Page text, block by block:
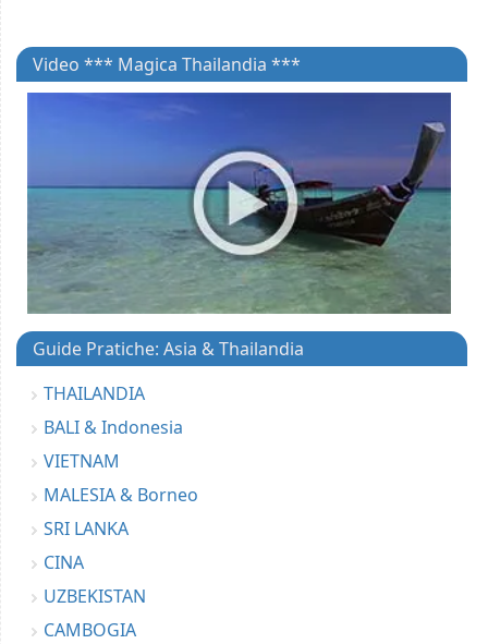
Video *** Magica Thailandia ***
Guide Pratiche: Asia & Thailandia
THAILANDIA
BALI & Indonesia
VIETNAM
MALESIA & Borneo
SRI LANKA
CINA
UZBEKISTAN
CAMBOGIA